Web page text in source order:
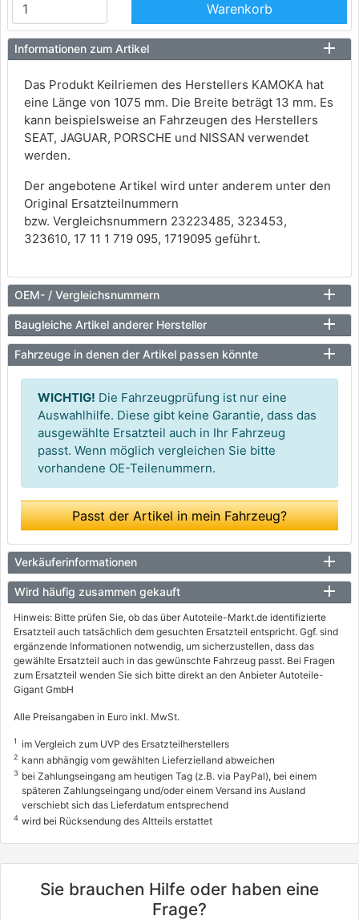
Warenkorb
Informationen zum Artikel
Das Produkt Keilriemen des Herstellers KAMOKA hat
eine Länge von 1075 mm. Die Breite beträgt 13 mm. Es
kann beispielsweise an Fahrzeugen des Herstellers
SEAT, JAGUAR, PORSCHE und NISSAN verwendet
werden.
Der angebotene Artikel wird unter anderem unter den
Original Ersatzteilnummern
bzw. Vergleichsnummern 23223485, 323453,
323610, 17 11 1 719 095, 1719095 geführt.
OEM- / Vergleichsnummern
Baugleiche Artikel anderer Hersteller
Fahrzeuge in denen der Artikel passen könnte
WICHTIG! Die Fahrzeugprüfung ist nur eine
Auswahlhilfe. Diese gibt keine Garantie, dass das
ausgewählte Ersatzteil auch in Ihr Fahrzeug
passt. Wenn möglich vergleichen Sie bitte
vorhandene OE-Teilenummern.
Passt der Artikel in mein Fahrzeug?
Verkäuferinformationen
Wird häufig zusammen gekauft
Hinweis: Bitte prüfen Sie, ob das über Autoteile-Markt.de identifizierte
Ersatzteil auch tatsächlich dem gesuchten Ersatzteil entspricht. Ggf. sind
ergänzende Informationen notwendig, um sicherzustellen, dass das
gewählte Ersatzteil auch in das gewünschte Fahrzeug passt. Bei Fragen
zum Ersatzteil wenden Sie sich bitte direkt an den Anbieter Autoteile-
Gigant GmbH
Alle Preisangaben in Euro inkl. MwSt.
1 im Vergleich zum UVP des Ersatzteilherstellers
2 kann abhängig vom gewählten Lieferzielland abweichen
3 bei Zahlungseingang am heutigen Tag (z.B. via PayPal), bei einem
späteren Zahlungseingang und/oder einem Versand ins Ausland
verschiebt sich das Lieferdatum entsprechend
4 wird bei Rücksendung des Altteils erstattet
Sie brauchen Hilfe oder haben eine
Frage?